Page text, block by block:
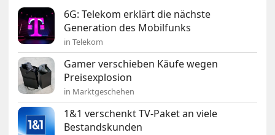
6G: Telekom erklärt die nächste
Generation des Mobilfunks
in Telekom
Gamer verschieben Käufe wegen
Preisexplosion
in Marktgeschehen
1&1 verschenkt TV-Paket an viele
Bestandskunden